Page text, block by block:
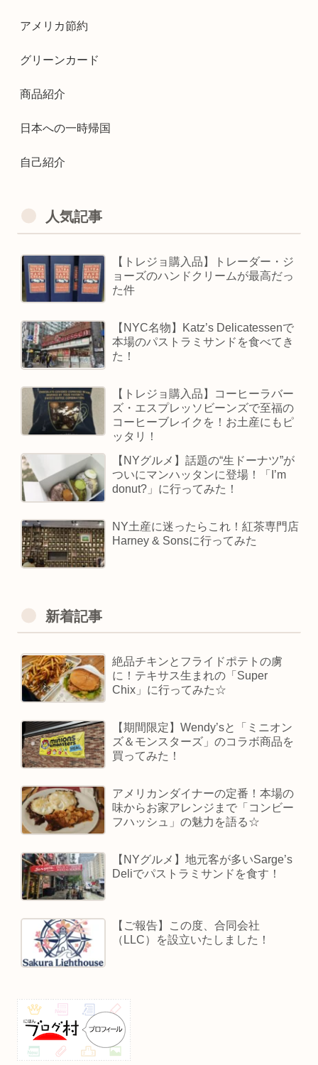
アメリカ節約
グリーンカード
商品紹介
日本への一時帰国
自己紹介
人気記事
【トレジョ購入品】トレーダー・ジ
ョーズのハンドクリームが最高だっ
た件
【NYC名物】Katz’s Delicatessenで
本場のパストラミサンドを食べてき
た！
【トレジョ購入品】コーヒーラバー
ズ・エスプレッソビーンズで至福の
コーヒーブレイクを！お土産にもピ
ッタリ！
【NYグルメ】話題の“生ドーナツ”が
ついにマンハッタンに登場！「I’m
donut?」に行ってみた！
NY土産に迷ったらこれ！紅茶専門店
Harney & Sonsに行ってみた
新着記事
絶品チキンとフライドポテトの虜
に！テキサス生まれの「Super
Chix」に行ってみた☆
【期間限定】Wendy’sと「ミニオン
ズ＆モンスターズ」のコラボ商品を
買ってみた！
アメリカンダイナーの定番！本場の
味からお家アレンジまで「コンビー
フハッシュ」の魅力を語る☆
【NYグルメ】地元客が多いSarge’s
Deliでパストラミサンドを食す！
【ご報告】この度、合同会社
（LLC）を設立いたしました！